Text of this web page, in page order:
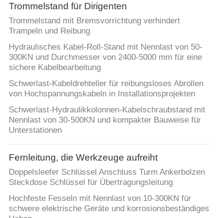
Trommelstand für Dirigenten
Trommelstand mit Bremsvorrichtung verhindert
Trampeln und Reibung
Hydraulisches Kabel-Roll-Stand mit Nennlast von 50-
300KN und Durchmesser von 2400-5000 mm für eine
sichere Kabelbearbeitung
Schwerlast-Kabeldrehteller für reibungsloses Abrollen
von Hochspannungskabeln in Installationsprojekten
Schwerlast-Hydraulikkolonnen-Kabelschraubstand mit
Nennlast von 30-500KN und kompakter Bauweise für
Unterstationen
Fernleitung, die Werkzeuge aufreiht
Doppelsleefer Schlüssel Anschluss Turm Ankerbolzen
Steckdose Schlüssel für Übertragungsleitung
Hochfeste Fesseln mit Nennlast von 10-300KN für
schwere elektrische Geräte und korrosionsbeständiges